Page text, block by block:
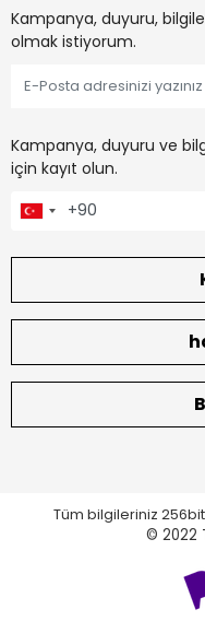
Kampanya, duyuru,
olmak istiyorum.
Kampanya, duyuru ve
için kayıt olun.
Tüm bilgileriniz 256bit
© 2022